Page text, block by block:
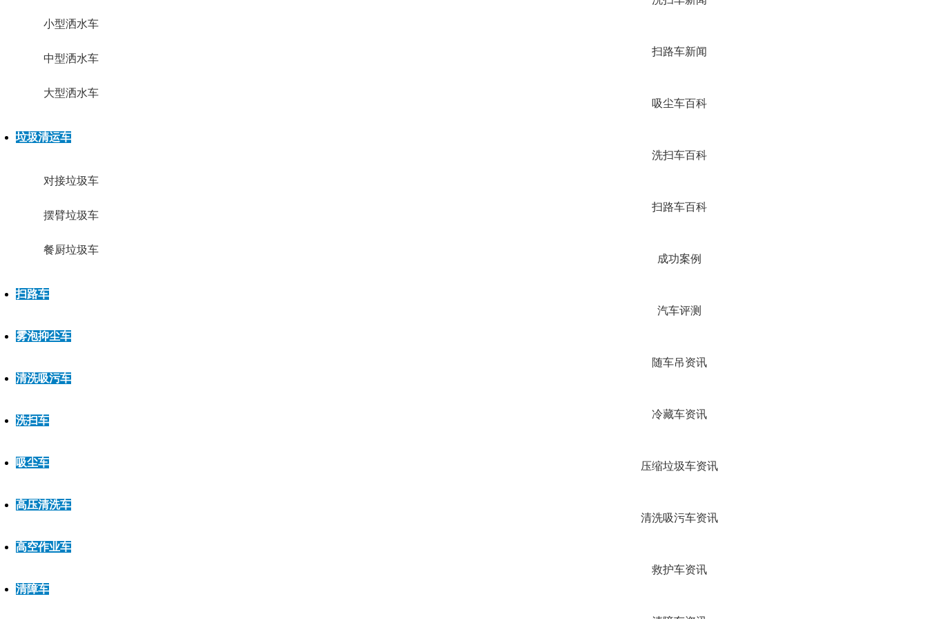
扫路车新闻
吸尘车百科
洗扫车百科
扫路车百科
成功案例
汽车评测
随车吊资讯
冷藏车资讯
压缩垃圾车资讯
清洗吸污车资讯
救护车资讯
小型洒水车
中型洒水车
大型洒水车
垃圾清运车
对接垃圾车
摆臂垃圾车
餐厨垃圾车
扫路车
雾泡抑尘车
清洗吸污车
洗扫车
吸尘车
高压清洗车
高空作业车
清障车